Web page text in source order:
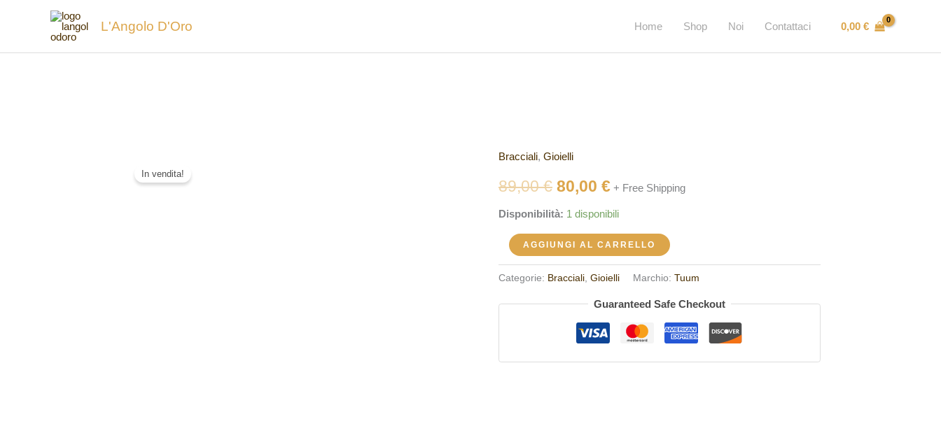
L'Angolo D'Oro Home Shop Noi Contattaci 0,00 €
In vendita!
Bracciali, Gioielli
89,00€
Il
prezzo
originale
era:
89,00 €.
80,00 €prezzo
attuale
è:
80,00 €.
+ Free Shipping
Disponibilità: 1 disponibili
Bracciale
TUUM
BRDNP09VAD
quantità
AGGIUNGI AL CARRELLO
Categorie: Bracciali, Gioielli Marchio: Tuum
Guaranteed Safe Checkout